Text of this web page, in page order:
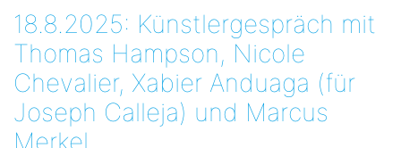
18.8.2025: Künstlergespräch mit
Thomas Hampson, Nicole
Chevalier, Xabier Anduaga (für
Joseph Calleja) und Marcus